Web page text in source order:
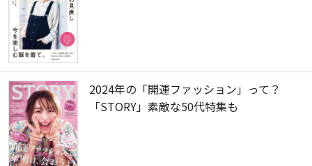
2024年の「開運ファッション」って？
「STORY」素敵な50代特集も